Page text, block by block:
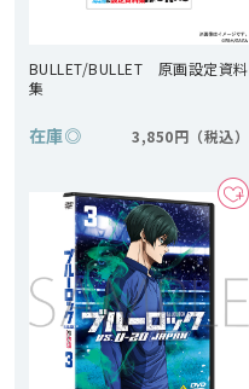
BULLET/BULLET 原画設定資料
集
在庫◎ 3,850円